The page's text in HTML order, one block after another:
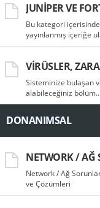
JUNIPER VE
Bu kategori
yayınlanmış içeriğe
VIRÜSLER,
Sisteminize bulaşan
alabileceğiniz bölüm..
DONANIMSAL
NETWORK / AĞ
Network / Ağ
ve Çözümleri